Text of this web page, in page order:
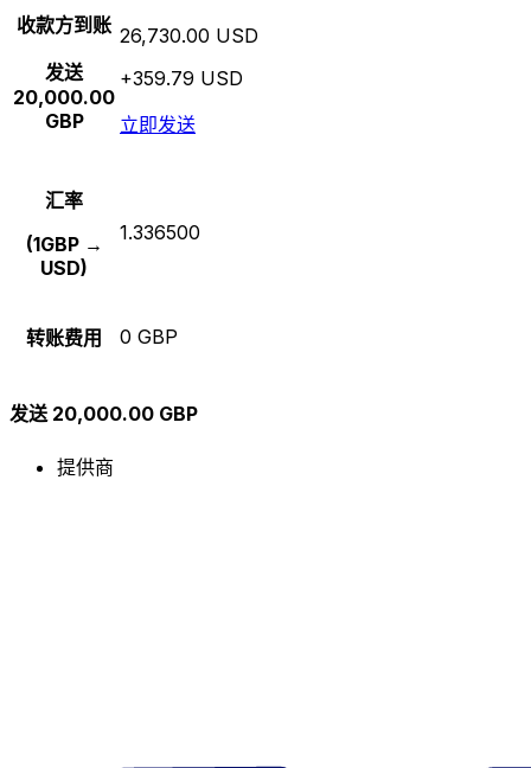
收款方到账
发送
20,000.00
GBP
26,730.00 USD
+359.79 USD
立即发送
汇率
(1GBP →
USD)
1.336500
转账费用 0 GBP
发送 20,000.00 GBP
提供商